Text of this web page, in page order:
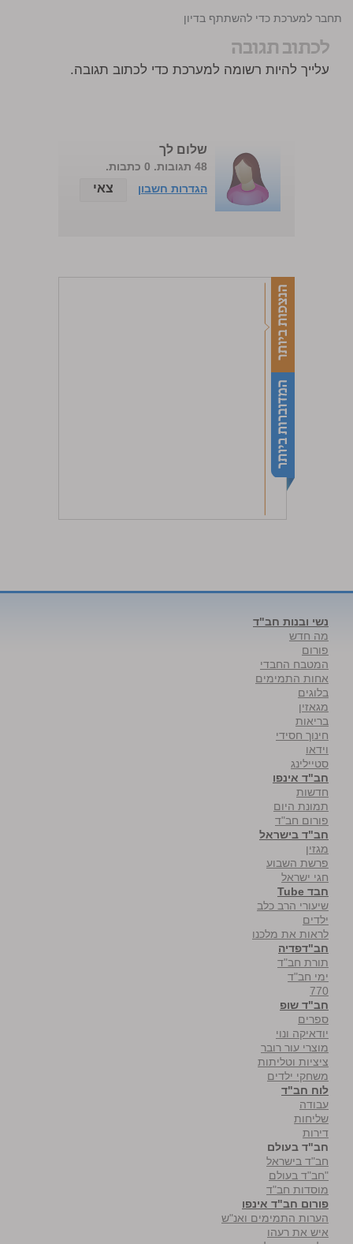
התחבר למערכת כדי להשתתף בדיון
לכתוב תגובה
עלייך להיות רשומה למערכת כדי לכתוב תגובה.
שלום לך
48 תגובות. 0 כתבות.
הגדרות חשבון
צאי
נשי ובנות חב"ד
מה חדש
פורום
המטבח החבדי
אחות התמימים
בלוגים
מגאזין
בריאות
חינוך חסידי
וידאו
סטיילינג
חב"ד אינפו
חדשות
תמונת היום
פורום חב"ד
חב"ד בישראל
מגזין
פרשת השבוע
חגי ישראל
חבד Tube
שיעורי הרב כלב
ילדים
לראות את מלכנו
חב"דפדיה
תורת חב"ד
ימי חב"ד
770
חב"ד שופ
ספרים
יודאיקה ונוי
מוצרי עור רובר
ציציות וטליתות
משחקי ילדים
לוח חב"ד
עבודה
שליחות
דירות
חב"ד בעולם
חב"ד בישראל
"חב"ד בעולם
מוסדות חב"ד
פורום חב"ד אינפו
הערות התמימים ואנ"ש
איש את רעהו